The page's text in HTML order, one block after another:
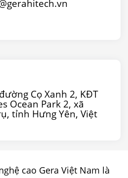
Cọ Xanh 2, KĐT
Ocean Park 2, xã
tỉnh Hưng Yên, Việt
cao Gera Việt Nam là